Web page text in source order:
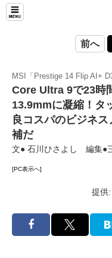
前へ
MSI「Prestige 14 Flip AI+
Core Ultra 9で23時
13.9mmに凝縮！タ
良コスパのビジネ
補だ
文● 石川ひさよし 編集●
[PC表示へ]
提供